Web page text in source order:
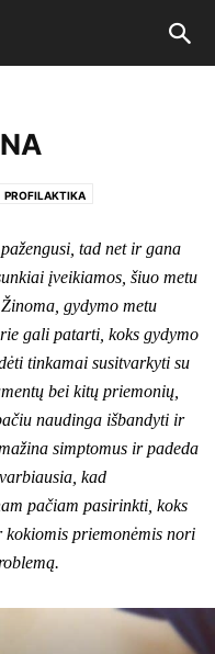
PROFILAKTIKA
tad net ir gana
įveikiamos, šiuo metu
gydymo metu
gali patarti, koks gydymo
tinkamai susitvarkyti su
bei kitų priemonių,
naudinga išbandyti ir
simptomus ir padeda
kad
pačiam pasirinkti, koks
priemonėmis nori